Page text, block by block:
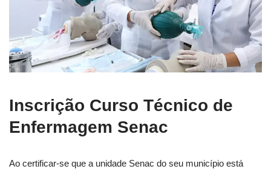
Inscrição Curso Técnico de
Enfermagem Senac
Ao certificar-se que a unidade Senac do seu município está